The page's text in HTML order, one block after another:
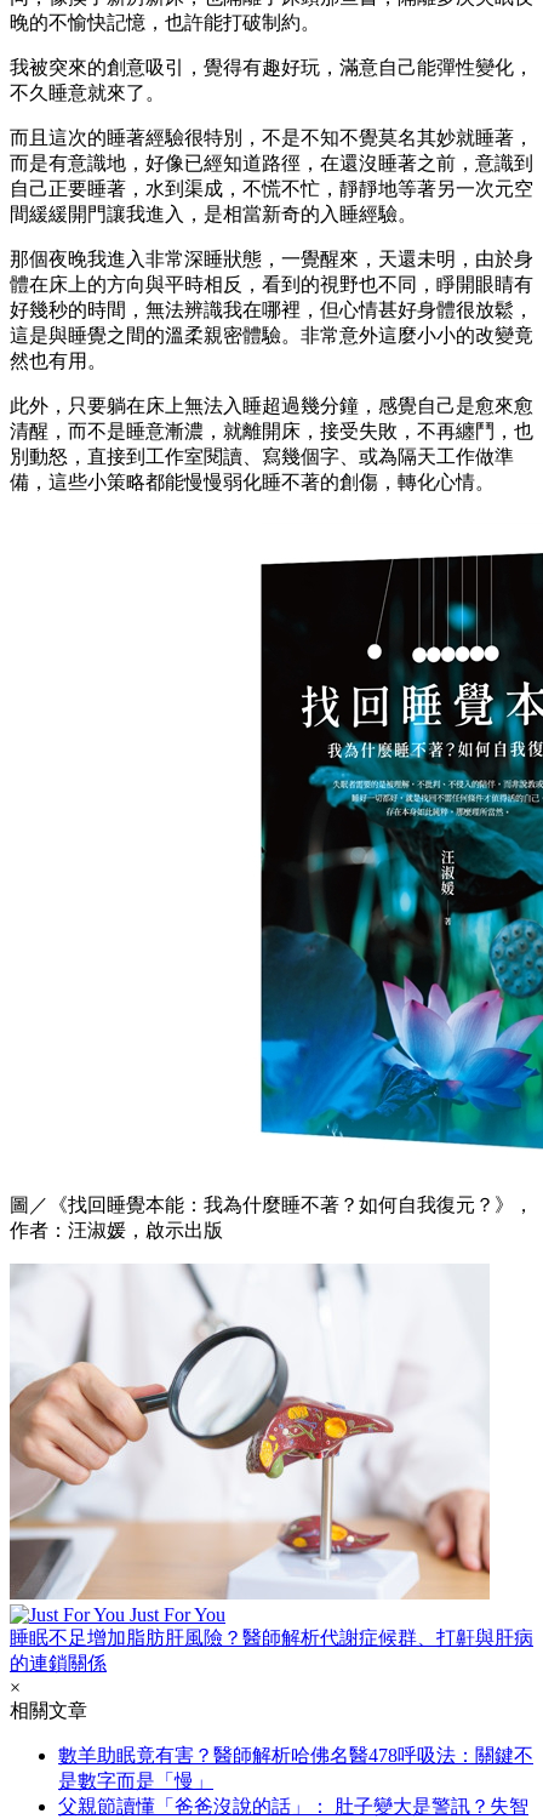
晚的不愉快記憶，也許能打破制約。
我被突來的創意吸引，覺得有趣好玩，滿意自己能彈性變化，
不久睡意就來了。
而且這次的睡著經驗很特別，不是不知不覺莫名其妙就睡著，
而是有意識地，好像已經知道路徑，在還沒睡著之前，意識到
自己正要睡著，水到渠成，不慌不忙，靜靜地等著另一次元空
間緩緩開門讓我進入，是相當新奇的入睡經驗。
那個夜晚我進入非常深睡狀態，一覺醒來，天還未明，由於身
體在床上的方向與平時相反，看到的視野也不同，睜開眼睛有
好幾秒的時間，無法辨識我在哪裡，但心情甚好身體很放鬆，
這是與睡覺之間的溫柔親密體驗。非常意外這麼小小的改變竟
然也有用。
此外，只要躺在床上無法入睡超過幾分鐘，感覺自己是愈來愈
清醒，而不是睡意漸濃，就離開床，接受失敗，不再纏鬥，也
別動怒，直接到工作室閱讀、寫幾個字、或為隔天工作做準
備，這些小策略都能慢慢弱化睡不著的創傷，轉化心情。
圖／《找回睡覺本能：我為什麼睡不著？如何自我復元？》，
作者：汪淑媛，啟示出版
Just For You
睡眠不足增加脂肪肝風險？醫師解析代謝症候群、打鼾與肝病
的連鎖關係
×
相關文章
數羊助眠竟有害？醫師解析哈佛名醫478呼吸法：關鍵不
是數字而是「慢」
父親節讀懂「爸爸沒說的話」： 肚子變大是警訊？失智